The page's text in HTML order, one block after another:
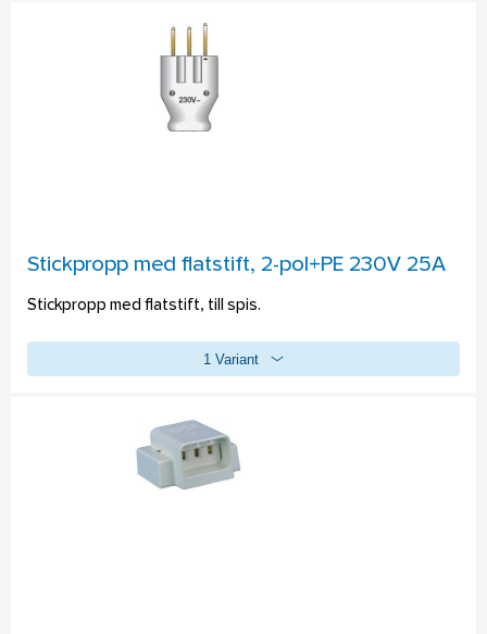
Stickpropp med flatstift, 2-pol+PE 230V 25A
Stickpropp med flatstift, till spis.
1 Variant